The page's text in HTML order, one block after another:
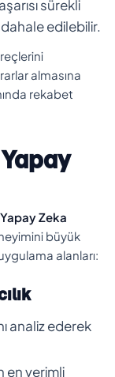
sürekli
edilebilir.
almasına
rekabet
Zeka
büyük
alanları:
analiz ederek
en verimli